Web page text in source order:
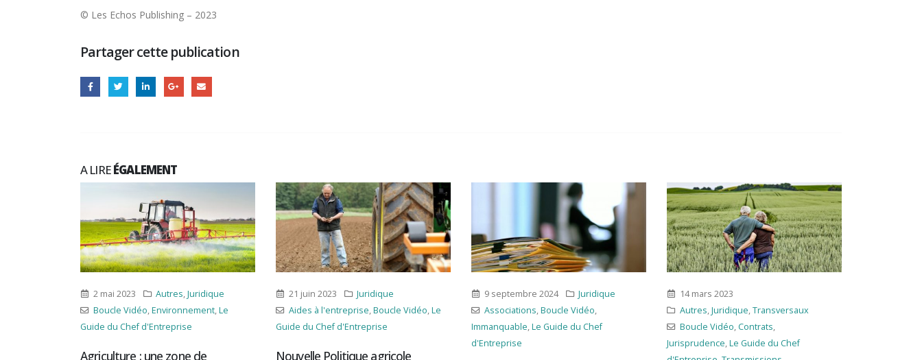
© Les Echos Publishing – 2023
Partager cette publication
A LIREÉGALEMENT
21 juin 2023
Juridique
Aides à l'entreprise,Boucle Vidéo
Le
Guide du Chef d'Entreprise
Nouvelle Politique agricole
9 septembre 2024
Associations,Boucle Vidéo,
Immanquable,Le Guide du Chef
14 mars 2023
Autres,Juridique,Transversaux
Boucle Vidéo,Contrats
Jurisprudence
9 septembre 2024
Boucle Vidéo,Contrats,
particuliers,Le Guide du Chef
d'Entreprise